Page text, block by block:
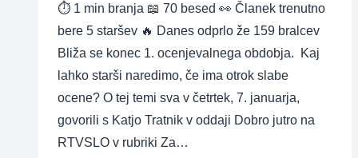
⏱ 1 min branja 📖 70 besed 👀 Članek trenutno
bere 5 staršev 🔥 Danes odprlo že 159 bralcev
Bliža se konec 1. ocenjevalnega obdobja. Kaj
lahko starši naredimo, če ima otrok slabe
ocene? O tej temi sva v četrtek, 7. januarja,
govorili s Katjo Tratnik v oddaji Dobro jutro na
RTVSLO v rubriki Za…